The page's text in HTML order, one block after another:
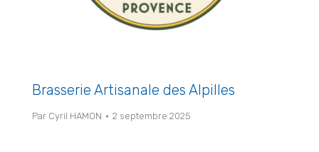
Brasserie Artisanale des Alpilles
Par Cyril HAMON 2 septembre 2025